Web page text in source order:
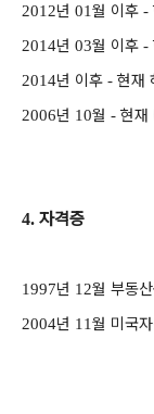
2012년 01월 이후 -
2014년 03월 이후 -
2014년 이후 - 현재
2006년 10월 - 현재
4. 자격증
1997년 12월 부동
2004년 11월 미국